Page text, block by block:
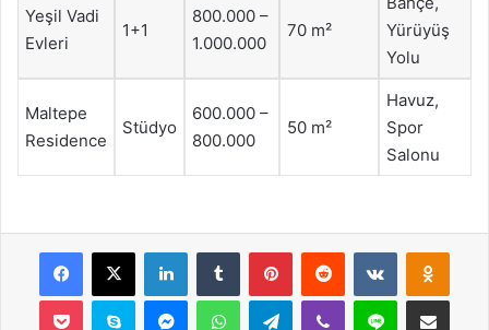
Yeşil Vadi
Evleri
1+1
800.000 –
1.000.000
70 m²
Yürüyüş
Yolu
Maltepe
Residence
Stüdyo
600.000 –
800.000
50 m²
Havuz,
Spor
Salonu
Facebook
X LinkedInTumblr PinterestReddit VKontakte
Pocket Skype MessengerWhatsAppTelegramViber Line E-Posta ile